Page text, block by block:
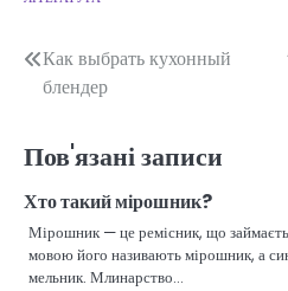
Навігація
записів
Как выбрать кухонный
блендер
Пов'язані записи
Хто такий мірошник?
Мірошник — це ремісник, що
мовою його називають мірошник, а
мельник. Млинарство…